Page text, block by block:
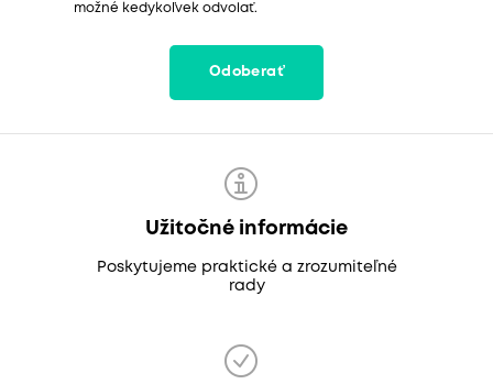
možné kedykoľvek odvolať.
Odoberať
Užitočné informácie
Poskytujeme praktické a zrozumiteľné
rady